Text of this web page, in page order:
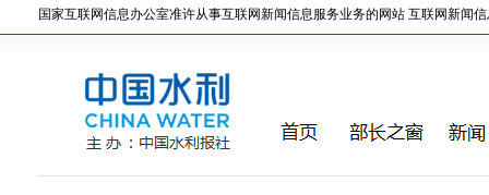
国家互联网信息办公室准许从事互联网新闻信息服务业务的网站 互联网新闻信